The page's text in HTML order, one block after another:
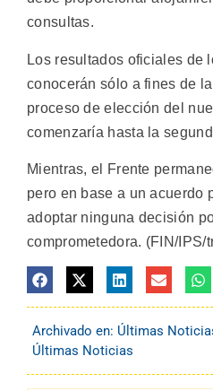
consultas.
Los resultados oficiales de
conocerán sólo a fines de
proceso de elección del
comenzaría hasta la
Mientras, el Frente
pero en base a un acuerdo
adoptar ninguna decisión
comprometedora. (FIN/IPS/
Archivado en: Últimas
Últimas Noticias